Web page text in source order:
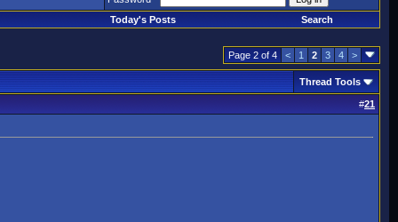
Today's Posts
Search
Page 2 of 4 < 1 2 3 4 >
Thread Tools
#21